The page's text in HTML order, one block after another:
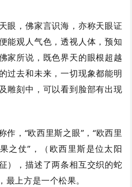
眼，佛家言识海，亦称天眼证
能观人气色，透视人体，预知
家所说，既色界天的眼根超越
过去和未来，一切现象都能明
雕刻中，可以看到脸部有出现
作，“欧西里斯之眼”，“欧西里
之仗”，（欧西里斯是位太阳
），描述了两条相互交织的蛇
最上方是一个松果。